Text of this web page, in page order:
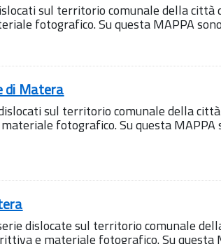
sul territorio comunale della città
fotografico. Su questa MAPPA
di Matera
sul territorio comunale della
fotografico. Su questa MAPPA
dislocate sul territorio comunale
e materiale fotografico. Su questa